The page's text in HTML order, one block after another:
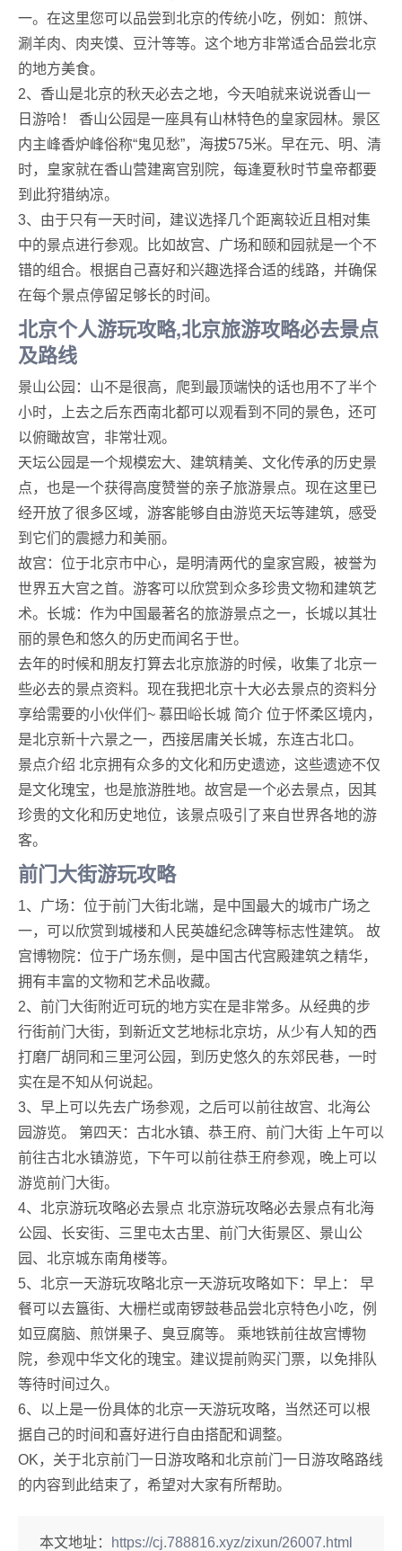
一。在这里您可以品尝到北京的传统小吃，例如：煎饼、
涮羊肉、肉夹馍、豆汁等等。这个地方非常适合品尝北京
的地方美食。
2、香山是北京的秋天必去之地，今天咱就来说说香山一
日游哈！ 香山公园是一座具有山林特色的皇家园林。景区
内主峰香炉峰俗称“鬼见愁”，海拔575米。早在元、明、清
时，皇家就在香山营建离宫别院，每逢夏秋时节皇帝都要
到此狩猎纳凉。
3、由于只有一天时间，建议选择几个距离较近且相对集
中的景点进行参观。比如故宫、广场和颐和园就是一个不
错的组合。根据自己喜好和兴趣选择合适的线路，并确保
在每个景点停留足够长的时间。
北京个人游玩攻略,北京旅游攻略必去景点
及路线
景山公园：山不是很高，爬到最顶端快的话也用不了半个
小时，上去之后东西南北都可以观看到不同的景色，还可
以俯瞰故宫，非常壮观。
天坛公园是一个规模宏大、建筑精美、文化传承的历史景
点，也是一个获得高度赞誉的亲子旅游景点。现在这里已
经开放了很多区域，游客能够自由游览天坛等建筑，感受
到它们的震撼力和美丽。
故宫：位于北京市中心，是明清两代的皇家宫殿，被誉为
世界五大宫之首。游客可以欣赏到众多珍贵文物和建筑艺
术。长城：作为中国最著名的旅游景点之一，长城以其壮
丽的景色和悠久的历史而闻名于世。
去年的时候和朋友打算去北京旅游的时候，收集了北京一
些必去的景点资料。现在我把北京十大必去景点的资料分
享给需要的小伙伴们~ 慕田峪长城 简介 位于怀柔区境内，
是北京新十六景之一，西接居庸关长城，东连古北口。
景点介绍 北京拥有众多的文化和历史遗迹，这些遗迹不仅
是文化瑰宝，也是旅游胜地。故宫是一个必去景点，因其
珍贵的文化和历史地位，该景点吸引了来自世界各地的游
客。
前门大街游玩攻略
1、广场：位于前门大街北端，是中国最大的城市广场之
一，可以欣赏到城楼和人民英雄纪念碑等标志性建筑。 故
宫博物院：位于广场东侧，是中国古代宫殿建筑之精华，
拥有丰富的文物和艺术品收藏。
2、前门大街附近可玩的地方实在是非常多。从经典的步
行街前门大街，到新近文艺地标北京坊，从少有人知的西
打磨厂胡同和三里河公园，到历史悠久的东郊民巷，一时
实在是不知从何说起。
3、早上可以先去广场参观，之后可以前往故宫、北海公
园游览。 第四天：古北水镇、恭王府、前门大街 上午可以
前往古北水镇游览，下午可以前往恭王府参观，晚上可以
游览前门大街。
4、北京游玩攻略必去景点 北京游玩攻略必去景点有北海
公园、长安街、三里屯太古里、前门大街景区、景山公
园、北京城东南角楼等。
5、北京一天游玩攻略北京一天游玩攻略如下：早上： 早
餐可以去簋街、大栅栏或南锣鼓巷品尝北京特色小吃，例
如豆腐脑、煎饼果子、臭豆腐等。 乘地铁前往故宫博物
院，参观中华文化的瑰宝。建议提前购买门票，以免排队
等待时间过久。
6、以上是一份具体的北京一天游玩攻略，当然还可以根
据自己的时间和喜好进行自由搭配和调整。
OK，关于北京前门一日游攻略和北京前门一日游攻略路线
的内容到此结束了，希望对大家有所帮助。
本文地址：
https://cj.788816.xyz/zixun/26007.html